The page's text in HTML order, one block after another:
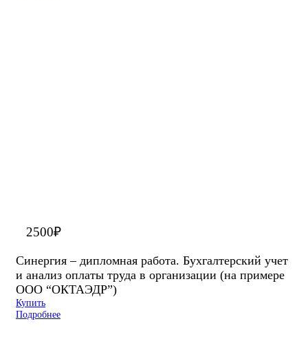
2500₽
Синергия – дипломная работа. Бухгалтерский учет
и анализ оплаты труда в организации (на примере
ООО “ОКТАЭДР”)
Купить
Подробнее